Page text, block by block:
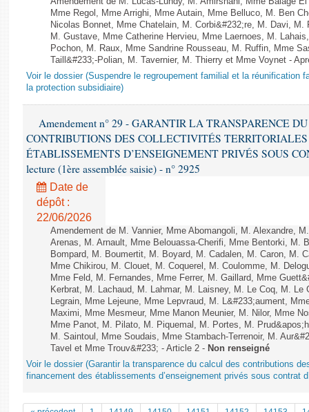
Mme Regol, Mme Arrighi, Mme Autain, Mme Belluco, M. Ben
Nicolas Bonnet, Mme Chatelain, M. Corbi&#232;re, M. Davi, M.
M. Gustave, Mme Catherine Hervieu, Mme Laernoes, M.
Pochon, M. Raux, Mme Sandrine Rousseau, M. Ruffin, Mme
Taill&#233;-Polian, M. Tavernier, M. Thierry et Mme Voynet -
Voir le dossier (Suspendre le regroupement familial et la réunification
la protection subsidiaire)
Amendement n° 29 - GARANTIR LA TRANSPARENCE
CONTRIBUTIONS DES COLLECTIVITÉS
ÉTABLISSEMENTS D’ENSEIGNEMENT PRIVÉS SOUS
lecture (1ère assemblée saisie) - n° 2925
Date de
dépôt :
22/06/2026
Amendement de M. Vannier, Mme Abomangoli, M. Alexandre,
Arenas, M. Arnault, Mme Belouassa-Cherifi, Mme Bentorki, M.
Bompard, M. Boumertit, M. Boyard, M. Cadalen, M. Caron, M.
Mme Chikirou, M. Clouet, M. Coquerel, M. Coulomme, M.
Mme Feld, M. Fernandes, Mme Ferrer, M. Gaillard, Mme
Kerbrat, M. Lachaud, M. Lahmar, M. Laisney, M. Le Coq, M. Le
Legrain, Mme Lejeune, Mme Lepvraud, M. L&#233;aument,
Maximi, Mme Mesmeur, Mme Manon Meunier, M. Nilor, Mme
Mme Panot, M. Pilato, M. Piquemal, M. Portes, M.
M. Saintoul, Mme Soudais, Mme Stambach-Terrenoir, M.
Tavel et Mme Trouv&#233; - Article 2 - Non renseigné
Voir le dossier (Garantir la transparence du calcul des contributions
financement des établissements d’enseignement privés sous contrat